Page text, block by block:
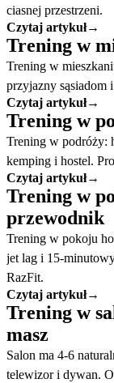
ciasnej przestrzeni.
Czytaj artykuł→
Trening w
Trening w
przyjazny sąsiadom
Czytaj artykuł→
Trening w
Trening w podróży:
kemping i hostel.
Czytaj artykuł→
Trening w
przewodnik
Trening w pokoju
jet lag i 15-
RazFit.
Czytaj artykuł→
Trening w
masz
Salon ma 4-6
telewizor i dywan.